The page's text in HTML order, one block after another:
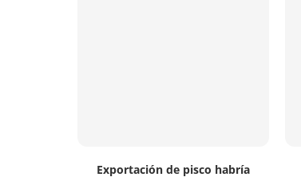
Exportación de pisco habría